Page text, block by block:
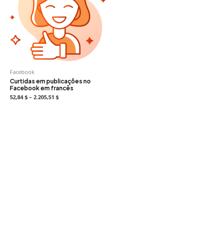
Facebook
Curtidas em publicações no
Facebook em francês
52,84 $ – 2.205,51 $